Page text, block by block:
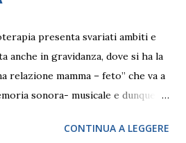
presenta svariati ambiti e
anche in gravidanza, dove si ha la
relazione mamma – feto” che va a
sonora- musicale e dunque
La musica svolge un ruolo
CONTINUA A LEGGERE